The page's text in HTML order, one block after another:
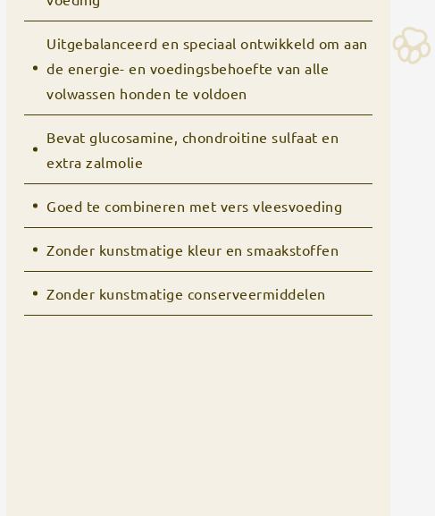
Uitgebalanceerd en speciaal ontwikkeld om aan
de energie- en voedingsbehoefte van alle
volwassen honden te voldoen
Bevat glucosamine, chondroitine sulfaat en
extra zalmolie
Goed te combineren met vers vleesvoeding
Zonder kunstmatige kleur en smaakstoffen
Zonder kunstmatige conserveermiddelen